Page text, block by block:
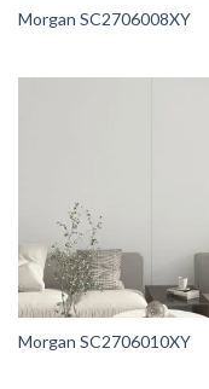
Morgan SC2706008XY
Morgan SC2706010XY